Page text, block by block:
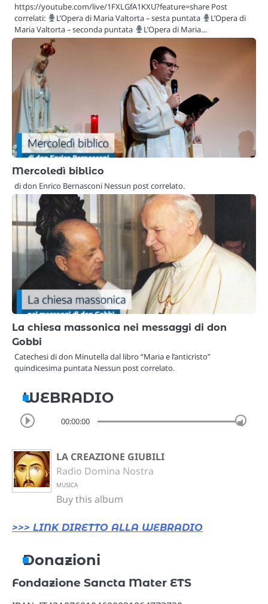
https://youtube.com/live/1FXLGfA1KXU?feature=share Post
correlati:
L’Opera di Maria Valtorta – sesta puntata
L’Opera di
Maria Valtorta – seconda puntata
L’Opera di Maria…
Mercoledì biblico
di don Enrico Bernasconi Nessun post correlato.
La chiesa massonica nei messaggi di don
Gobbi
Catechesi di don Minutella dal libro “Maria e l’anticristo”
quindicesima puntata Nessun post correlato.
WEBRADIO
00:00:00
LA CREAZIONE GIUBILI
Radio Domina Nostra
MUSICA
Buy this album
>>> LINK DIRETTO ALLA WEBRADIO
Donazioni
Fondazione Sancta Mater ETS